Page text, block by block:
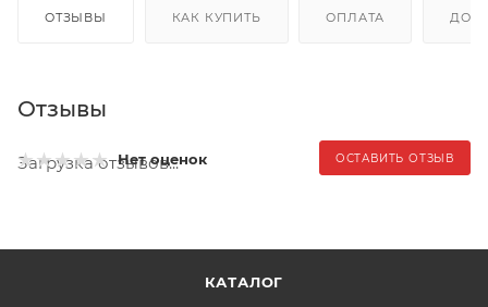
ОТЗЫВЫ КАК КУПИТЬ ОПЛАТА
Отзывы
Нет оценок ОСТАВИТЬ ОТЗЫВ
Загрузка отзывов...
КАТАЛОГ